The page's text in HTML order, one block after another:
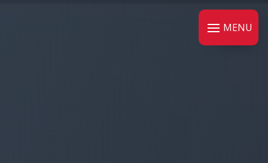
MENU